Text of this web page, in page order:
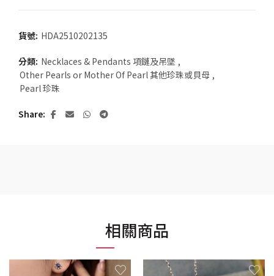
貨號: HDA2510202135
分類: Necklaces & Pendants 項鏈及吊墜 ,
Other Pearls or Mother Of Pearl 其他珍珠或貝母 ,
Pearl 珍珠
Share
相關商品